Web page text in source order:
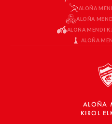
ALOÑA
ALOÑA
ALOÑA MENDI
ALOÑA
ALOÑA
KIROL